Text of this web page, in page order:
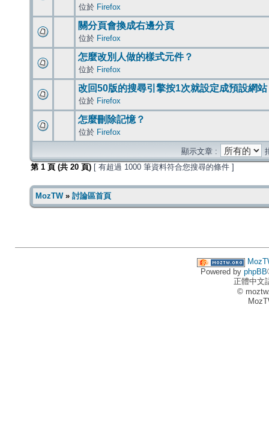
位於 Firefox
關分頁會換成右邊分頁
位於 Firefox
怎麼改別人做的樣式元件？
位於 Firefox
改回50版的搜尋引擎按1次就設定成預設網站
位於 Firefox
怎麼刪除記憶？
位於 Firefox
顯示文章 :
第 1 頁 (共 20 頁) [ 有超過 1000 筆資料符合您搜尋的條件 ]
MozTW» 討論區首頁
Powered by phpBB
正體中文
©